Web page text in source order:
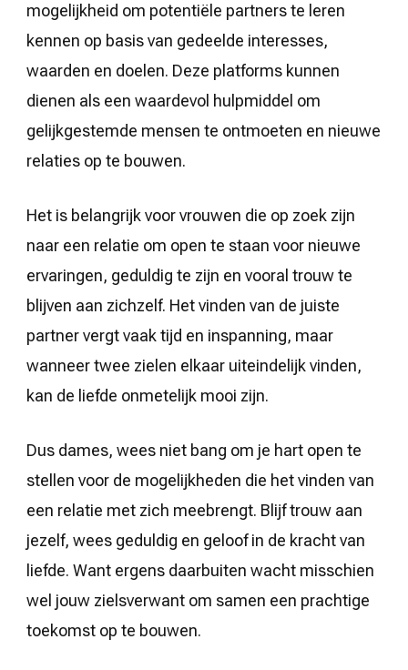
mogelijkheid om potentiële partners te leren
kennen op basis van gedeelde interesses,
waarden en doelen. Deze platforms kunnen
dienen als een waardevol hulpmiddel om
gelijkgestemde mensen te ontmoeten en nieuwe
relaties op te bouwen.
Het is belangrijk voor vrouwen die op zoek zijn
naar een relatie om open te staan voor nieuwe
ervaringen, geduldig te zijn en vooral trouw te
blijven aan zichzelf. Het vinden van de juiste
partner vergt vaak tijd en inspanning, maar
wanneer twee zielen elkaar uiteindelijk vinden,
kan de liefde onmetelijk mooi zijn.
Dus dames, wees niet bang om je hart open te
stellen voor de mogelijkheden die het vinden van
een relatie met zich meebrengt. Blijf trouw aan
jezelf, wees geduldig en geloof in de kracht van
liefde. Want ergens daarbuiten wacht misschien
wel jouw zielsverwant om samen een prachtige
toekomst op te bouwen.